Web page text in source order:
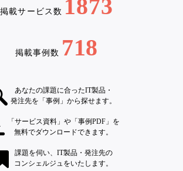
掲載サービス数 1873
掲載事例数 718
あなたの課題に合ったIT製品・
発注先を「事例」から探せます。
「サービス資料」や「事例PDF」を
無料でダウンロードできます。
課題を伺い、IT製品・発注先の
コンシェルジュをいたします。